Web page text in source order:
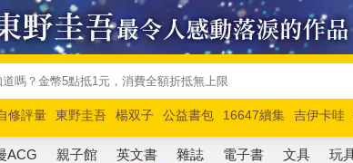
修評量 東野圭吾 楊双子 公益書包 16647續集 吉伊卡哇
綻放
奧德賽 路邊攤新作 馬斯克 玩具總動員5 超慢跑
ACG 親子館 英文書 雜誌 電子書 文具 玩